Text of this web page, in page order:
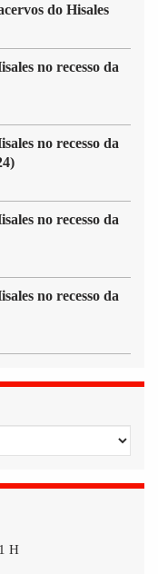
do Hisales
no recesso da
no recesso da
no recesso da
no recesso da
H